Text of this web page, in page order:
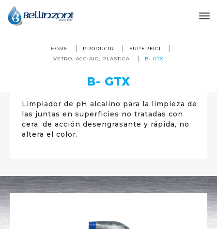
HOME PRODUCIR
SUPERFICI
VETRO, ACCIAIO, PLASTICA
B- GTX
B- GTX
Limpiador de pH alcalino para la limpieza de
las juntas en superficies no tratadas con
cera, de acción desengrasante y rápida, no
altera el color.